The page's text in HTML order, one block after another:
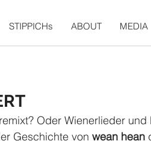
STIPPICHs ABOUT MEDIA
Oder Wienerlieder
Geschichte von wean hean